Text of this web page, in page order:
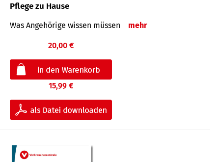
Pflege zu Hause
Was Angehörige wissen müssen mehr
20,00 €
15,99 €